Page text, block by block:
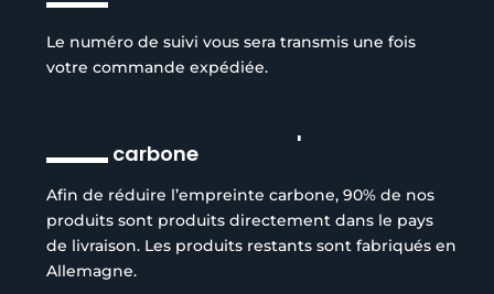
Le numéro de suivi vous sera transmis une fois
votre commande expédiée.
Réduction de l’empreinte
carbone
Afin de réduire l’empreinte carbone, 90% de nos
produits sont produits directement dans le pays
de livraison. Les produits restants sont fabriqués en
Allemagne.